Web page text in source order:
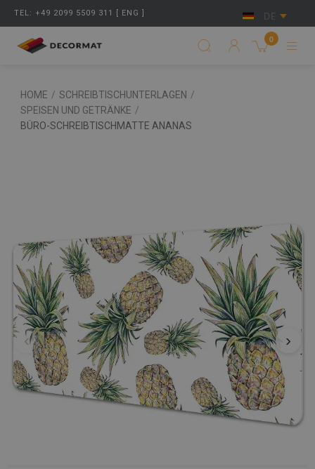
TEL: +49 2099 5509 311 [ ENG ] DE
0
HOME / SCHREIBTISCHUNTERLAGEN /
SPEISEN UND GETRÄNKE /
BÜRO-SCHREIBTISCHMATTE ANANAS
‹ ›